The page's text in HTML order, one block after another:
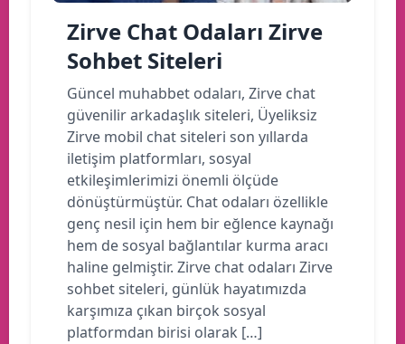
Zirve Chat Odaları Zirve
Sohbet Siteleri
Güncel muhabbet odaları, Zirve chat
güvenilir arkadaşlık siteleri, Üyeliksiz
Zirve mobil chat siteleri son yıllarda
iletişim platformları, sosyal
etkileşimlerimizi önemli ölçüde
dönüştürmüştür. Chat odaları özellikle
genç nesil için hem bir eğlence kaynağı
hem de sosyal bağlantılar kurma aracı
haline gelmiştir. Zirve chat odaları Zirve
sohbet siteleri, günlük hayatımızda
karşımıza çıkan birçok sosyal
platformdan birisi olarak […]